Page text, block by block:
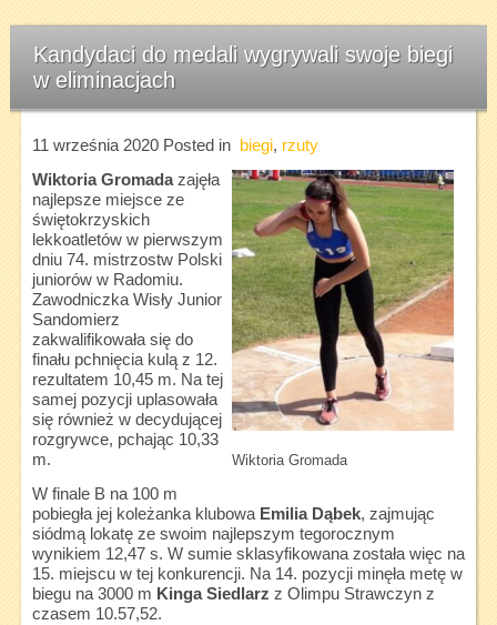
Kandydaci do medali wygrywali swoje biegi
w eliminacjach
11 września 2020Posted in biegi, rzuty
Wiktoria Gromada
Wiktoria Gromadazajęła
najlepsze miejsce ze
świętokrzyskich
lekkoatletów w pierwszym
dniu 74. mistrzostw Polski
juniorów w Radomiu.
Zawodniczka Wisły Junior
Sandomierz
zakwalifikowała się do
finału pchnięcia kulą z 12.
rezultatem 10,45 m. Na tej
samej pozycji uplasowała
się również w decydującej
rozgrywce, pchając 10,33
m.
W finale B na 100 m
pobiegła jej koleżanka klubowa Emilia Dąbek, zajmując
siódmą lokatę ze swoim najlepszym tegorocznym
wynikiem 12,47 s. W sumie sklasyfikowana została więc na
15. miejscu w tej konkurencji. Na 14. pozycji minęła metę w
biegu na 3000 m Kinga Siedlarz z Olimpu Strawczyn z
czasem 10.57,52.